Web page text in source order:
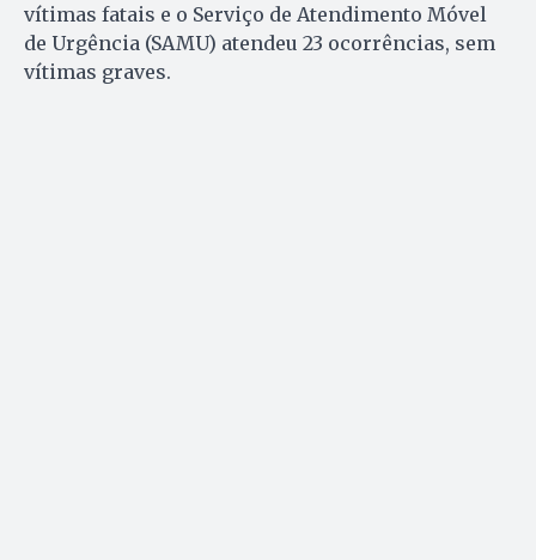
vítimas fatais e o Serviço de Atendimento Móvel
de Urgência (SAMU) atendeu 23 ocorrências, sem
vítimas graves.